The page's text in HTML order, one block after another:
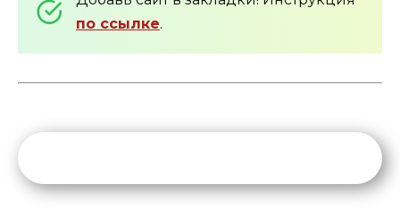
по ссылке.